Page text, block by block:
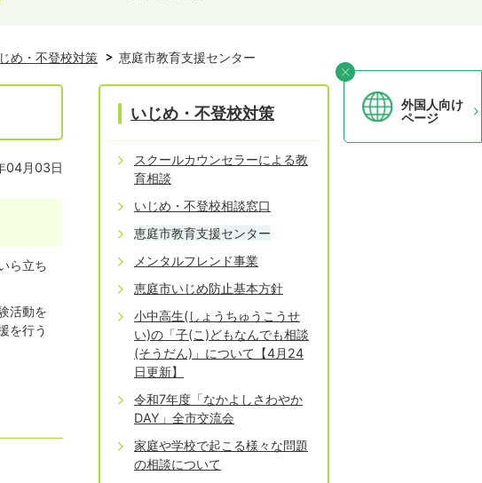
外国人向け
ページ
め・不登校対策 恵庭市教育支援センター
04月03日
ら立ち
活動を
を行う
いじめ・不登校対策
スクールカウンセラーによる教
育相談
いじめ・不登校相談窓口
恵庭市教育支援センター
メンタルフレンド事業
恵庭市いじめ防止基本方針
小中高生(しょうちゅうこうせ
い)の「子(こ)どもなんでも相談
(そうだん)」について【4月24
日更新】
令和7年度「なかよしさわやか
DAY」全市交流会
家庭や学校で起こる様々な問題
の相談について